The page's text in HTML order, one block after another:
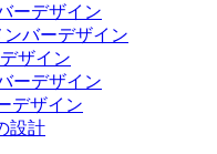
ーデザイン
バーデザイン
ザイン
ーデザイン
デザイン
設計